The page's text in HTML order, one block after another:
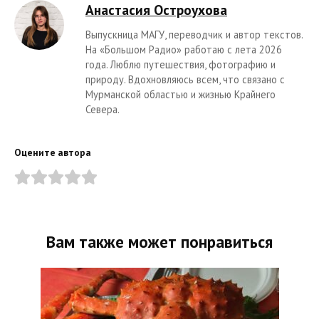
Анастасия Остроухова
Выпускница МАГУ, переводчик и автор текстов.
На «Большом Радио» работаю с лета 2026
года. Люблю путешествия, фотографию и
природу. Вдохновляюсь всем, что связано с
Мурманской областью и жизнью Крайнего
Севера.
Оцените автора
Вам также может понравиться